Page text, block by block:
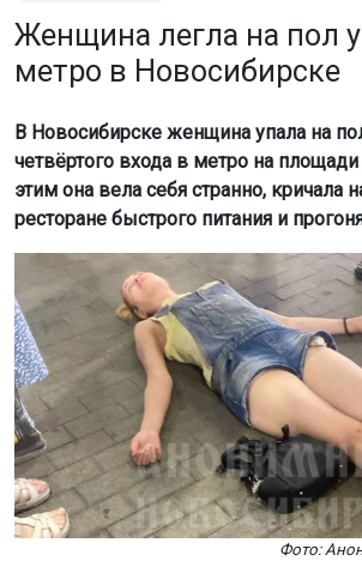
Женщина легла на пол
метро в Новосибирске
В Новосибирске женщина упала на
четвёртого входа в метро на
этим она вела себя странно, кричала
ресторане быстрого питания и
Фото: